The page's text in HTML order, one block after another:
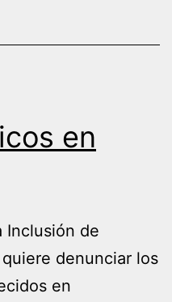
en
Inclusión de
denunciar los
en